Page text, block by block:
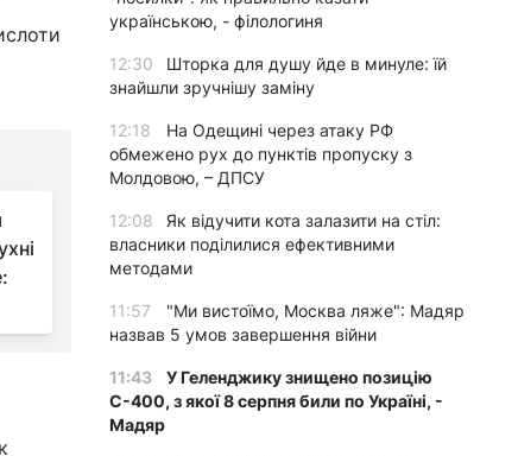
українською, - філологиня
12:30
Шторка для душу йде в минуле: їй
знайшли зручнішу заміну
12:18
На Одещині через атаку РФ
обмежено рух до пунктів пропуску з
Молдовою, – ДПСУ
12:08
Як відучити кота залазити на стіл:
власники поділилися ефективними
методами
11:57
"Ми вистоїмо, Москва ляже": Мадяр
назвав 5 умов завершення війни
11:43
У Геленджику знищено позицію
С-400, з якої 8 серпня били по Україні, -
Мадяр